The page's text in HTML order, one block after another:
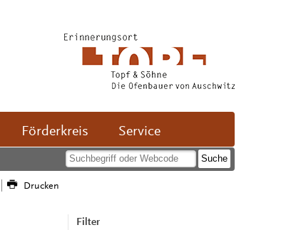
Förderkreis Service
Drucken
Filter